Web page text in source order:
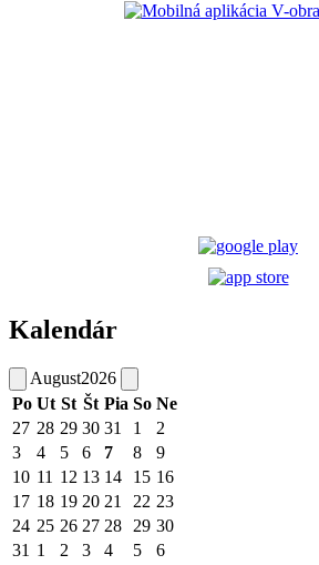
Kalendár
August2026
Po Ut St Št Pia So Ne
27 28 29 30 31 1
2
3
4 5 6 7 8
9
10 11 12 13 14 15 16
17 18 19 20 21 22 23
24 25 26 27 28 29 30
31 1 2 3 4 5 6